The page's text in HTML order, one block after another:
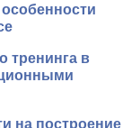
тренинга в
на построение